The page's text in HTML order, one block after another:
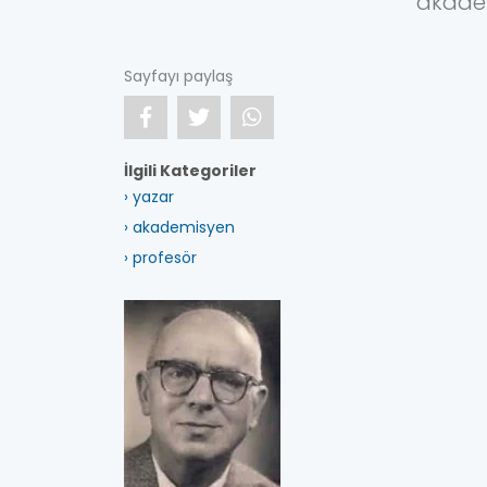
Sayfayı paylaş
İlgili Kategoriler
› yazar
› akademisyen
› profesör